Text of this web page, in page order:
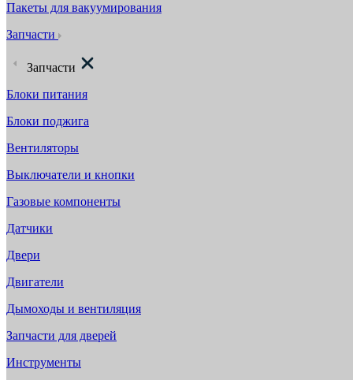
Пакеты для вакуумирования
Запчасти
Запчасти
Блоки питания
Блоки поджига
Вентиляторы
Выключатели и кнопки
Газовые компоненты
Датчики
Двери
Двигатели
Дымоходы и вентиляция
Запчасти для дверей
Инструменты